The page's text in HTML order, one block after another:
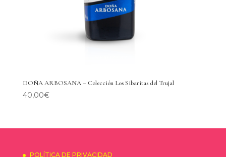
DOÑA ARBOSANA – Colección Los Sibaritas del Trujal
40,00€
POLÍTICA DE PRIVACIDAD